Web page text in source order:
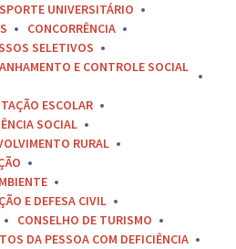
UNIVERSITÁRIO
CONCORRÊNCIA
SELETIVOS
E CONTROLE SOCIAL
ESCOLAR
SOCIAL
RURAL
E DEFESA CIVIL
CONSELHO DE TURISMO
DA PESSOA COM DEFICIÊNCIA